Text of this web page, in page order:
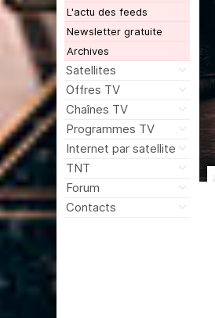
L'actu des feeds
Newsletter gratuite
Archives
Satellites
Offres TV
Chaînes TV
Programmes TV
Internet par satellite
TNT
Forum
Contacts